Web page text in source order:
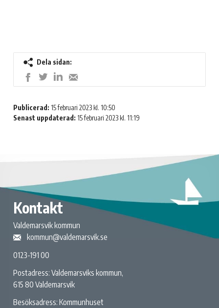
Dela sidan:
Dela
på
Dela
på
Dela
på
Dela
med
post
Publicerad: 15 februari 2023 kl. 10:50
Senast uppdaterad: 15 februari 2023 kl. 11:19
Kontakt
Valdemarsvik kommun
kommun@valdemarsvik.se
0123-191 00
Postadress: Valdemarsviks kommun,
615 80 Valdemarsvik
Besöksadress: Kommunhuset